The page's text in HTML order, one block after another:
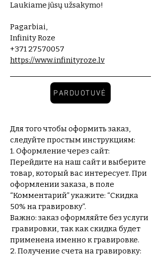
Laukiame jūsų užsakymo!
Pagarbiai,
Infinity Roze
+371 27570057
https://www.infinityroze.lv
PARDUOTUVĖ
Для того чтобы оформить заказ,
следуйте простым инструкциям:
1. Оформление через сайт:
Перейдите на наш сайт и выберите
товар, который вас интересует. При
оформлении заказа, в поле
“Комментарий” укажите: “Скидка
50% на гравировку”.
Важно: заказ оформляйте без услуги
гравировки, так как скидка будет
применена именно к гравировке.
2. Получение счета на гравировку: